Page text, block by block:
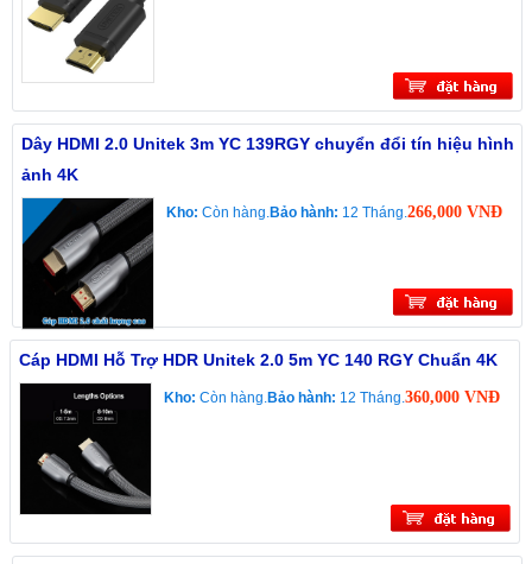
Dây HDMI 2.0 Unitek 3m YC 139RGY chuyển đổi tín hiệu hình
ảnh 4K
Kho: Còn hàng.Bảo hành: 12 Tháng.266,000 VNĐ
Cáp HDMI Hỗ Trợ HDR Unitek 2.0 5m YC 140 RGY Chuẩn 4K
Kho: Còn hàng.Bảo hành: 12 Tháng.360,000 VNĐ